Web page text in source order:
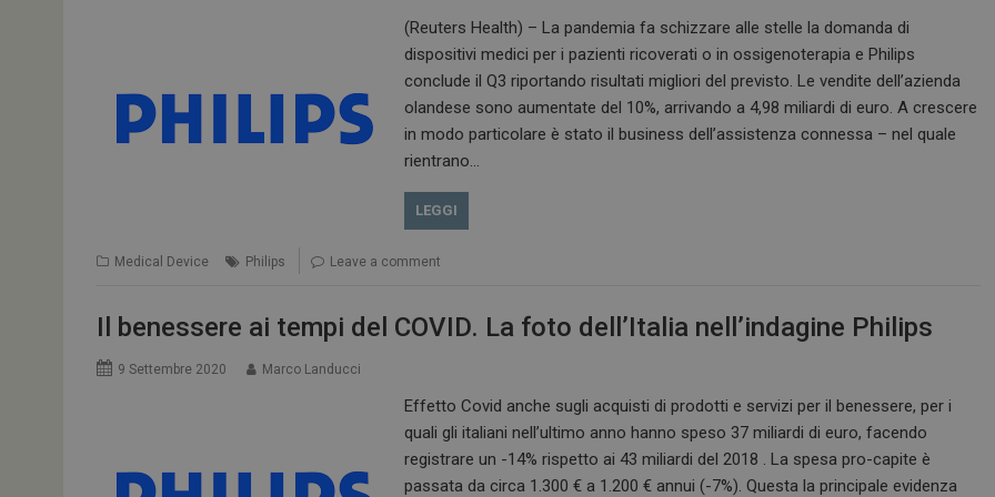
(Reuters Health) – La pandemia fa schizzare alle stelle la domanda di
dispositivi medici per i pazienti ricoverati o in ossigenoterapia e Philips
conclude il Q3 riportando risultati migliori del previsto. Le vendite dell’azienda
olandese sono aumentate del 10%, arrivando a 4,98 miliardi di euro. A crescere
in modo particolare è stato il business dell’assistenza connessa – nel quale
rientrano…
LEGGI
Medical Device Philips Leave a comment
Il benessere ai tempi del COVID. La foto dell’Italia nell’indagine Philips
9 Settembre 2020 Marco Landucci
Effetto Covid anche sugli acquisti di prodotti e servizi per il benessere, per i
quali gli italiani nell’ultimo anno hanno speso 37 miliardi di euro, facendo
registrare un -14% rispetto ai 43 miliardi del 2018 . La spesa pro-capite è
passata da circa 1.300 € a 1.200 € annui (-7%). Questa la principale evidenza
visitatori, sessioni e campagne per i
ARRAffinitySameSite
Microsoft Corporation
.www.dailyhealthindustry.it
Sessione
Quando si utilizza Microsoft Azure
hosting e si abilita il bilanciamento
cookie garantisce che le richieste di
stesso server nel cluster.
PHPSESSID
2 giorni
della pagina del visitatore vengano
_ga_Z2VT792F98
.dailyhealthindustry.it
1 anno 1
mese
Questo cookie viene utilizzato da
mantenere lo stato della sessione.